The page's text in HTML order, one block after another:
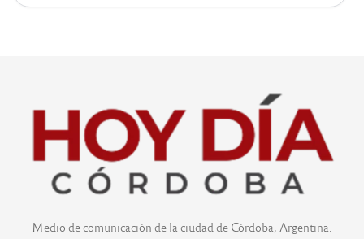
Medio de comunicación de la ciudad de Córdoba, Argentina.